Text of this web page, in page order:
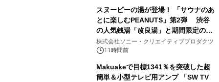
スヌーピーの湯が登場！ 「サウナのあ
とに楽しむPEANUTS」第2弾 渋谷
の人気銭湯「改良湯」と期間限定のコ
ラボレーション サウナイキタイコラ
ボグッズも発売決定！
株式会社ソニー・クリエイティブプロダクツ
11時間前
Makuakeで目標1341％を突破した超
簡単＆小型テレビ用アンプ 「SW TV